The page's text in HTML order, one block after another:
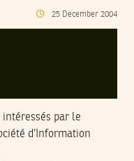
25 December 2004
par le
d’Information